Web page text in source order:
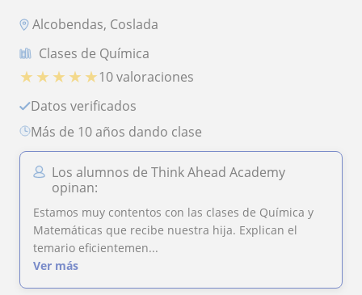
Alcobendas, Coslada
Clases de Química
★ ★ ★ ★ ★10 valoraciones
Datos verificados
más de 10 años dando clase
Los alumnos de Think Ahead Academy
opinan:
Estamos muy contentos con las clases de Química y
Matemáticas que recibe nuestra hija. Explican el
temario eficientemen...
Ver más